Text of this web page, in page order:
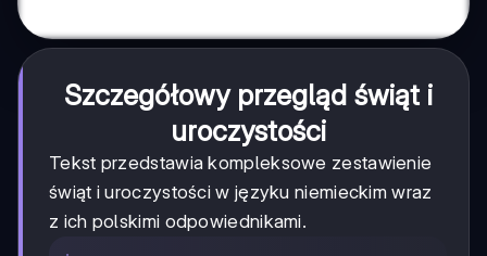
Szczegółowy przegląd świąt i
uroczystości
Tekst przedstawia kompleksowe zestawienie
świąt i uroczystości w języku niemieckim wraz
z ich polskimi odpowiednikami.